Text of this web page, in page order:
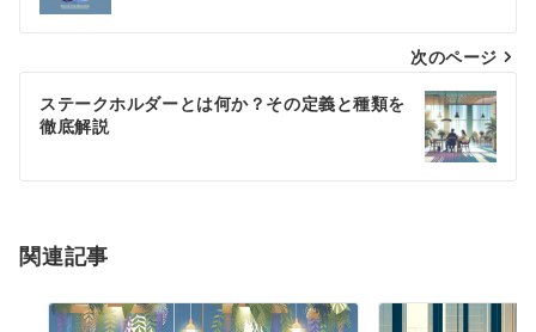
ナ
ビ
ゲ
ー
シ
ン
次のページ
ステークホルダーとは何か？その定義と種類を
徹底解説
関連記事